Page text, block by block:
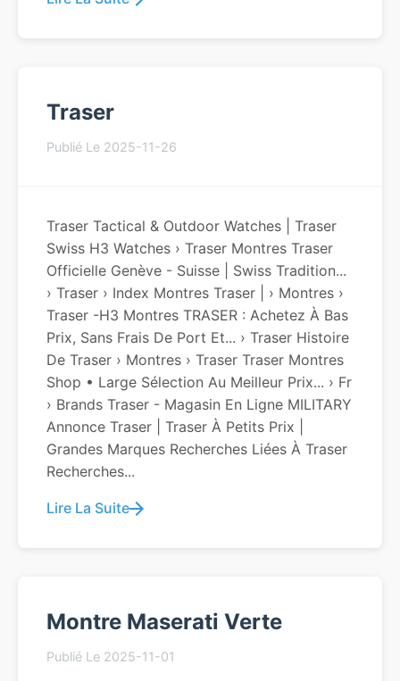
Traser
Publié Le 2025-11-26
Traser Tactical & Outdoor Watches | Traser
Swiss H3 Watches › Traser Montres Traser
Officielle Genève - Suisse | Swiss Tradition...
› Traser › Index Montres Traser | › Montres ›
Traser -h3 Montres TRASER : Achetez À Bas
Prix, Sans Frais De Port Et... › Traser Histoire
De Traser › Montres › Traser Traser Montres
Shop • Large Sélection Au Meilleur Prix... › Fr
› Brands Traser - Magasin En Ligne MILITARY
Annonce Traser | Traser À Petits Prix |
Grandes Marques Recherches Liées À Traser
Recherches...
Lire La Suite
Montre Maserati Verte
Publié Le 2025-11-01